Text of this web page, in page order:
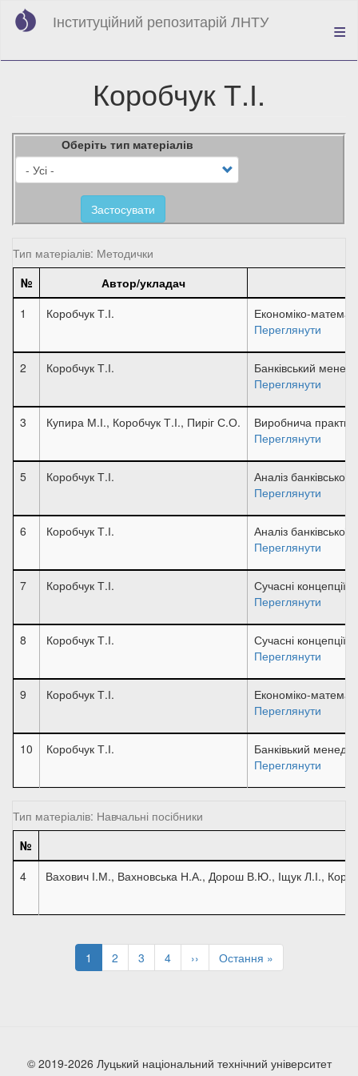
Перейти
вмісту
Інституційний репозитарій ЛНТУ
Коробчук Т.І.
Оберіть тип матеріалів
Застосувати
Тип матеріалів: Методички
№
Автор/укладач
1
Коробчук Т.І.
Економіко-
Переглянути
2 Коробчук Т.І.
Банківський
Переглянути
3 Купира М.І., Коробчук Т.І., Пиріг С.О.
Виробнича
Переглянути
5 Коробчук Т.І.
Аналіз банківської
Переглянути
6 Коробчук Т.І.
Аналіз банківської
Переглянути
7 Коробчук Т.І.
Сучасні концепції
Переглянути
8 Коробчук Т.І.
Сучасні концепції
Переглянути
9 Коробчук Т.І.
Економіко-
Переглянути
10 Коробчук Т.І.
Банківький
Переглянути
Тип матеріалів: Навчальні посібники
№
4
Вахович І.М., Вахновська Н.А., Дорош В.Ю., Іщук Л.І.,
Поточна
сторінка
1 Page
2 Page
3 Page
4
Наступна
сторінка
››
Остання
сторінка
Остання »
© 2019-2026 Луцький національний технічний університет